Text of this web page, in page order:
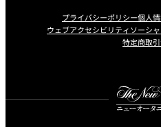
プライバシーポリシー個人
ウェブアクセシビリティソーシ
特定商取